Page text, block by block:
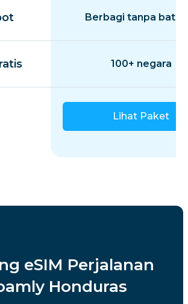
Berbagi tanpa batas
100+ negara
Lihat Paket
eSIM Perjalanan
Honduras